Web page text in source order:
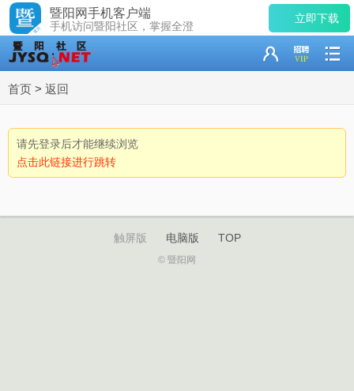
暨阳网手机客户端
手机访问暨阳社区，掌握全澄
立即下载
首页 > 返回
请先登录后才能继续浏览
点击此链接进行跳转
触屏版 电脑版 TOP
© 暨阳网